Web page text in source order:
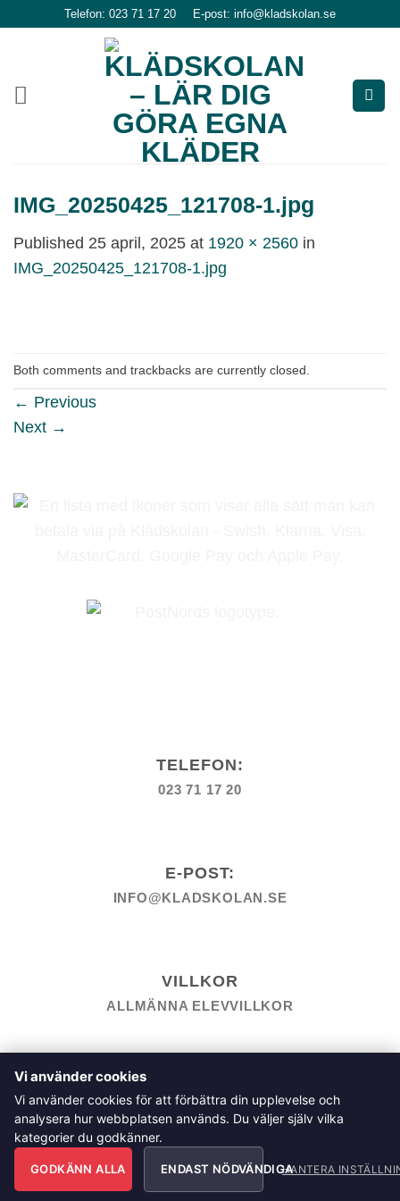
Telefon: 023 71 17 20 E-post: info@kladskolan.se
IMG_20250425_121708-1.jpg
Published 25 april, 2025 at 1920 × 2560 in
IMG_20250425_121708-1.jpg
Both comments and trackbacks are currently closed.
← Previous
Next →
TELEFON:
023 71 17 20
E-POST:
INFO@KLADSKOLAN.SE
VILLKOR
ALLMÄNNA ELEVVILLKOR
HEMSIDEPOLICY
INTEGRITETSPOLICY
ALLMÄNNA FRÅGOR OM VÅRA KURSER I SÖMNAD OCH
TILLSKÄRNING
Klädskolan Sverige AB, Åsgatan 35, 791 71 Falun
Copyright 2026 © Klädskolan Sverige AB. All Rights
Reserved
Vi använder cookies
Vi använder cookies för att förbättra din upplevelse och
analysera hur webbplatsen används. Du väljer själv vilka
kategorier du godkänner.
GODKÄNN ALLA ENDAST NÖDVÄNDIGAHANTERA